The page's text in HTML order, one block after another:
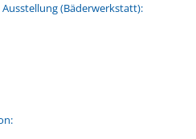
(Bäderwerkstatt):